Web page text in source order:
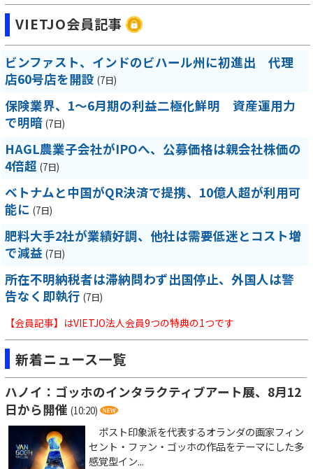
VIETJO会員記事
ビンファスト、インドのビハール州に初進出 代理
店60号店を開設 (7日)
保険業界、1～6月期の利益二極化鮮明 資産運用力
で明暗 (7日)
HAGL農業子会社がIPOへ、公募価格は親会社株価の
4倍超 (7日)
ベトナムと中国がQR決済で提携、10億人超が利用可
能に (7日)
肥料大手2社が業績好調、他社は需要低迷とコスト増
で減益 (7日)
所在不明納税者は滞納問わず出国停止、外国人は警
告なく即執行 (7日)
【会員記事】はVIETJO法人会員9つの特典の1つです
新着ニュース一覧
ハノイ：ゴッホのインタラクティブアート展、8月12
日から開催 (10:20)
ポスト印象派を代表するオランダの画家フィン
セント・ファン・ゴッホの作品をテーマにした多
感覚型イン...